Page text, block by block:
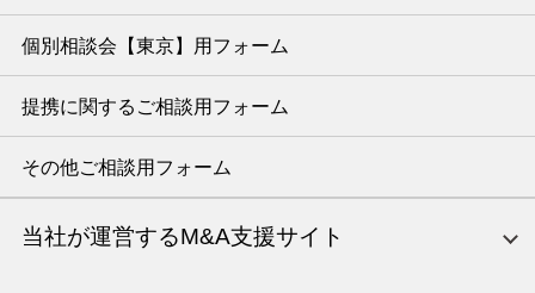
個別相談会【東京】用フォーム
提携に関するご相談用フォーム
その他ご相談用フォーム
当社が運営するM&A支援サイト